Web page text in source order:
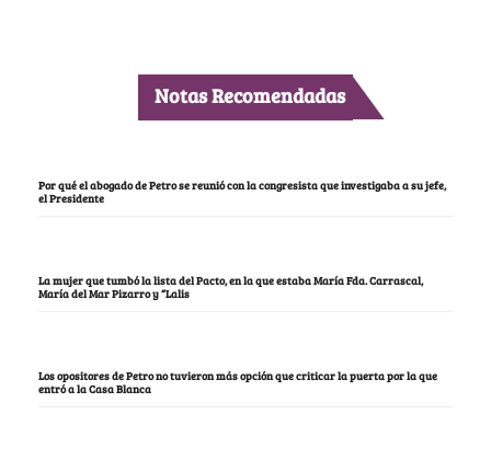
Notas Recomendadas
Por qué el abogado de Petro se reunió con la congresista que investigaba a su jefe,
el Presidente
La mujer que tumbó la lista del Pacto, en la que estaba María Fda. Carrascal,
María del Mar Pizarro y “Lalis
Los opositores de Petro no tuvieron más opción que criticar la puerta por la que
entró a la Casa Blanca